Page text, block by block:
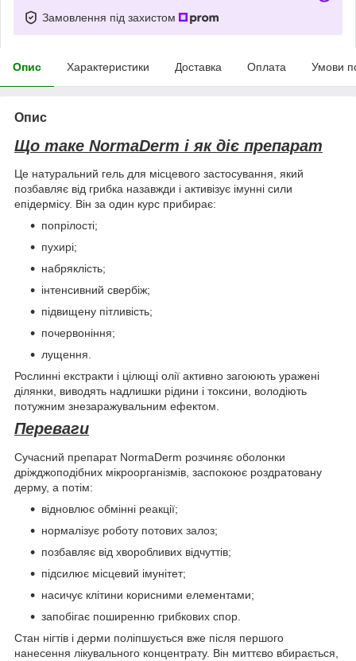
Замовлення під захистом
Опис Характеристики Доставка Оплата Умови
Опис
Що таке NormaDerm і як діє препарат
Це натуральний гель для місцевого застосування, який
позбавляє від грибка назавжди і активізує імунні сили
епідермісу. Він за один курс прибирає:
попрілості;
пухирі;
набряклість;
інтенсивний свербіж;
підвищену пітливість;
почервоніння;
лущення.
Рослинні екстракти і цілющі олії активно загоюють уражені
ділянки, виводять надлишки рідини і токсини, володіють
потужним знезаражувальним ефектом.
Переваги
Сучасний препарат NormaDerm розчиняє оболонки
дріжджоподібних мікроорганізмів, заспокоює роздратовану
дерму, а потім:
відновлює обмінні реакції;
нормалізує роботу потових залоз;
позбавляє від хворобливих відчуттів;
підсилює місцевий імунітет;
насичує клітини корисними елементами;
запобігає поширенню грибкових спор.
Стан нігтів і дерми поліпшується вже після першого
нанесення лікувального концентрату. Він миттєво вбирається,